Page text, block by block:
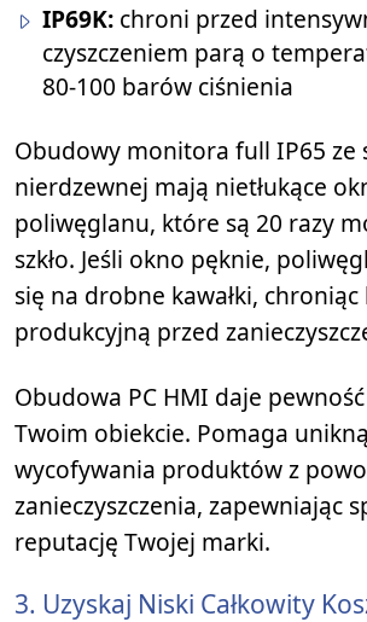
IP69K: chroni przed
czyszczeniem parą o
80-100 barów ciśnienia
Obudowy monitora full IP65 ze
nierdzewnej mają nietłukące
poliwęglanu, które są 20 razy
szkło. Jeśli okno pęknie,
się na drobne kawałki, chroniąc
produkcyjną przed
Obudowa PC HMI daje
Twoim obiekcie. Pomaga
wycofywania produktów z
zanieczyszczenia, zapewniając
reputację Twojej marki.
3. Uzyskaj Niski Całkowity